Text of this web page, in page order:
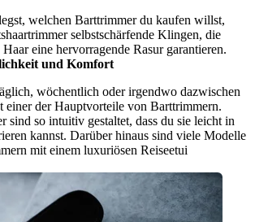
welchen Barttrimmer du kaufen willst,
selbstschärfende Klingen, die
eine hervorragende Rasur garantieren.
und Komfort
wöchentlich oder irgendwo dazwischen
einer der Hauptvorteile von Barttrimmern.
sind so intuitiv gestaltet, dass du sie leicht in
kannst. Darüber hinaus sind viele Modelle
mit einem luxuriösen Reiseetui